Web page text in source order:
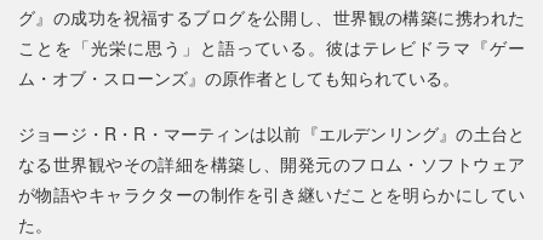
グ』の成功を祝福するブログを公開し、世界観の構築に携われた
ことを「光栄に思う」と語っている。彼はテレビドラマ『ゲー
ム・オブ・スローンズ』の原作者としても知られている。
ジョージ・R・R・マーティンは以前『エルデンリング』の土台と
なる世界観やその詳細を構築し、開発元のフロム・ソフトウェア
が物語やキャラクターの制作を引き継いだことを明らかにしてい
た。